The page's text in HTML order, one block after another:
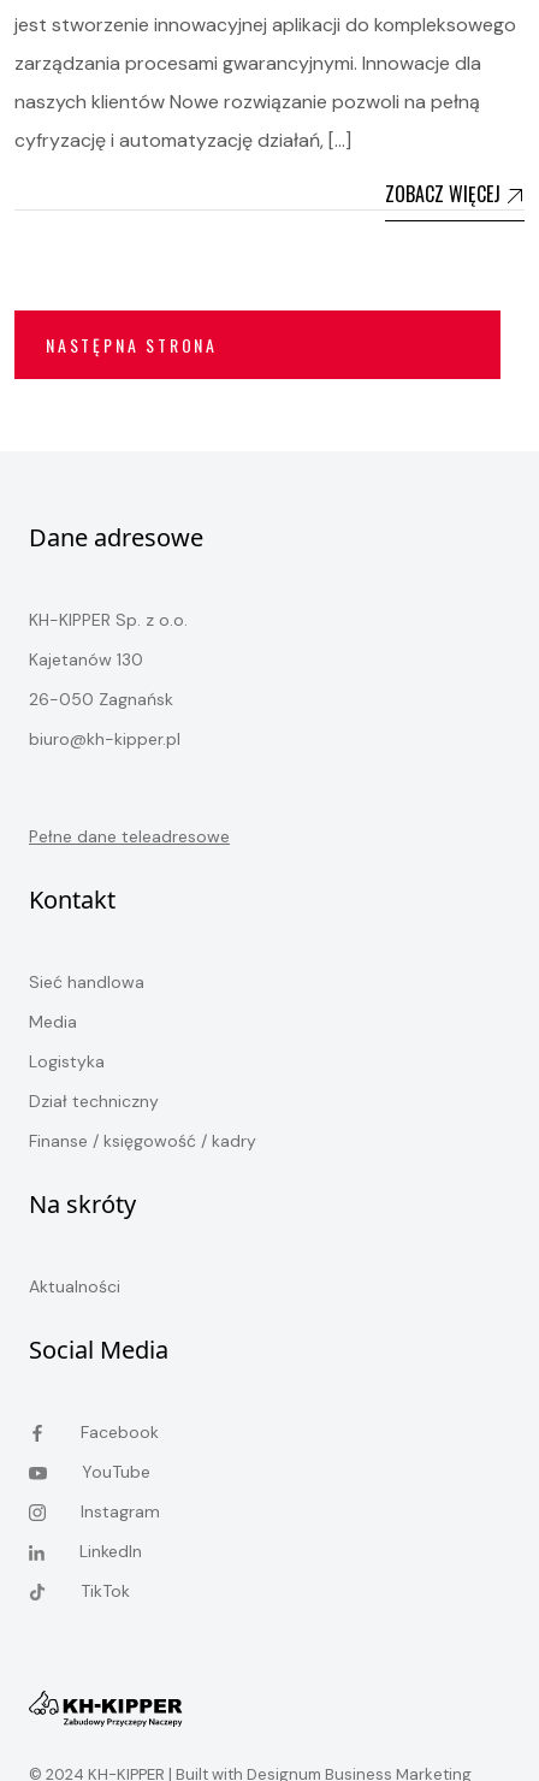
jest stworzenie innowacyjnej aplikacji do kompleksowego
zarządzania procesami gwarancyjnymi. Innowacje dla
naszych klientów Nowe rozwiązanie pozwoli na pełną
cyfryzację i automatyzację działań, […]
ZOBACZ WIĘCEJ
NASTĘPNA STRONA
Dane adresowe
KH-KIPPER Sp. z o.o.
Kajetanów 130
26-050 Zagnańsk
biuro@kh-kipper.pl
Pełne dane teleadresowe
Kontakt
Sieć handlowa
Media
Logistyka
Dział techniczny
Finanse / księgowość / kadry
Na skróty
Aktualności
Social Media
Facebook
YouTube
Instagram
LinkedIn
TikTok
© 2024 KH-KIPPER | Built with Designum Business Marketing